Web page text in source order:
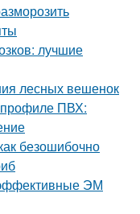
лучшие
лесных вешенок
профиле ПВХ:
безошибочно
ЭМ